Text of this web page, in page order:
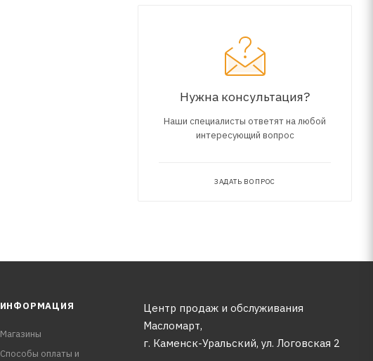
Нужна консультация?
Наши специалисты ответят на любой
интересующий вопрос
ЗАДАТЬ ВОПРОС
ИНФОРМАЦИЯ
Магазины
Способы оплаты и
Центр продаж и обслуживания
Масломарт,
г. Каменск-Уральский, ул. Логовская 2